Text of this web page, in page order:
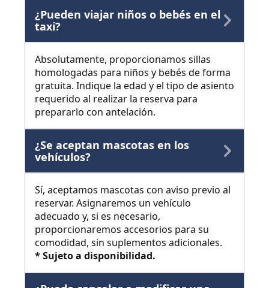
¿Pueden viajar niños o bebés en el
taxi?
Absolutamente, proporcionamos sillas
homologadas para niños y bebés de forma
gratuita. Indique la edad y el tipo de asiento
requerido al realizar la reserva para
prepararlo con antelación.
¿Se aceptan mascotas en los
vehículos?
Sí, aceptamos mascotas con aviso previo al
reservar. Asignaremos un vehículo
adecuado y, si es necesario,
proporcionaremos accesorios para su
comodidad, sin suplementos adicionales.
* Sujeto a disponibilidad.